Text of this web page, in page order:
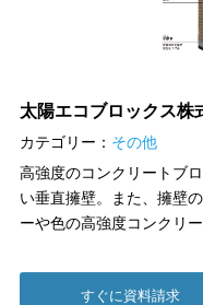
太陽エコブロックス株
カテゴリー： その他
高強度のコンクリートブ
い垂直擁壁。また、擁壁
ーや色の高強度コンクリー
すぐに資料請求